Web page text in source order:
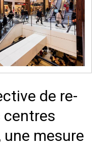
de re-
centres
mesure